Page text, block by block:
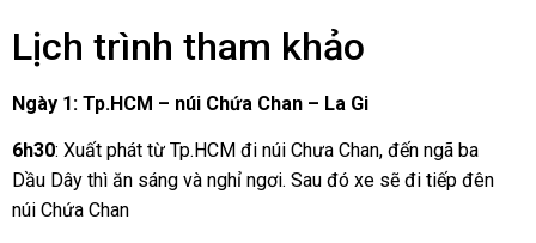
Lịch trình tham khảo
Ngày 1: Tp.HCM – núi Chứa Chan – La Gi
6h30: Xuất phát từ Tp.HCM đi núi Chưa Chan, đến ngã ba
Dầu Dây thì ăn sáng và nghỉ ngơi. Sau đó xe sẽ đi tiếp đên
núi Chứa Chan